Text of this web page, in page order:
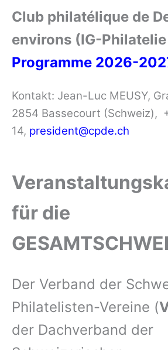
Club philatélique de
environs (IG-
Programme 2026-
Kontakt: Jean-Luc MEUSY,
2854 Bassecourt (Schweiz),
14, president@cpde.ch
für die
Der Verband der
Philatelisten-Vereine (
der Dachverband der